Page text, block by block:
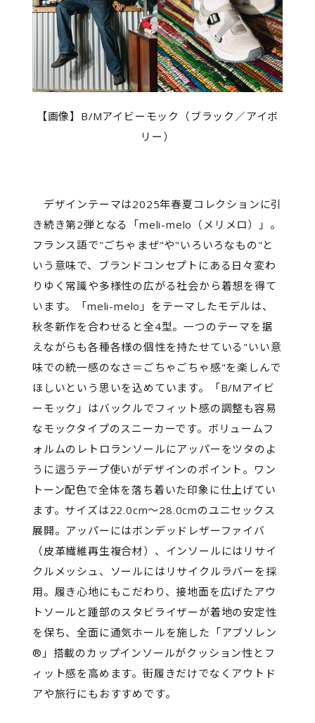
【画像】B/Mアイビーモック（ブラック／アイボ
リー）
デザインテーマは2025年春夏コレクションに引
き続き第2弾となる「meli-melo（メリメロ）」。
フランス語で"ごちゃまぜ"や"いろいろなもの"と
いう意味で、ブランドコンセプトにある日々変わ
りゆく常識や多様性の広がる社会から着想を得て
います。「meli-melo」をテーマしたモデルは、
秋冬新作を合わせると全4型。一つのテーマを据
えながらも各種各様の個性を持たせている"いい意
味での統一感のなさ＝ごちゃごちゃ感"を楽しんで
ほしいという思いを込めています。「B/Mアイビ
ーモック」はバックルでフィット感の調整も容易
なモックタイプのスニーカーです。ボリュームフ
ォルムのレトロランソールにアッパーをツタのよ
うに這うテープ使いがデザインのポイント。ワン
トーン配色で全体を落ち着いた印象に仕上げてい
ます。サイズは22.0cm～28.0cmのユニセックス
展開。アッパーにはボンデッドレザーファイバ
（皮革繊維再生複合材）、インソールにはリサイ
クルメッシュ、ソールにはリサイクルラバーを採
用。履き心地にもこだわり、接地面を広げたアウ
トソールと踵部のスタビライザーが着地の安定性
を保ち、全面に通気ホールを施した「アブソレン
®」搭載のカップインソールがクッション性とフ
ィット感を高めます。街履きだけでなくアウトド
アや旅行にもおすすめです。